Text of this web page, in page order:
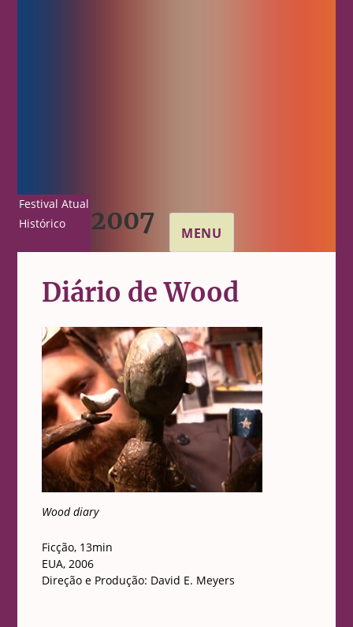
Festival Atual
Histórico
2007 MENU
Diário de Wood
Wood diary
Ficção, 13min
EUA, 2006
Direção e Produção: David E. Meyers